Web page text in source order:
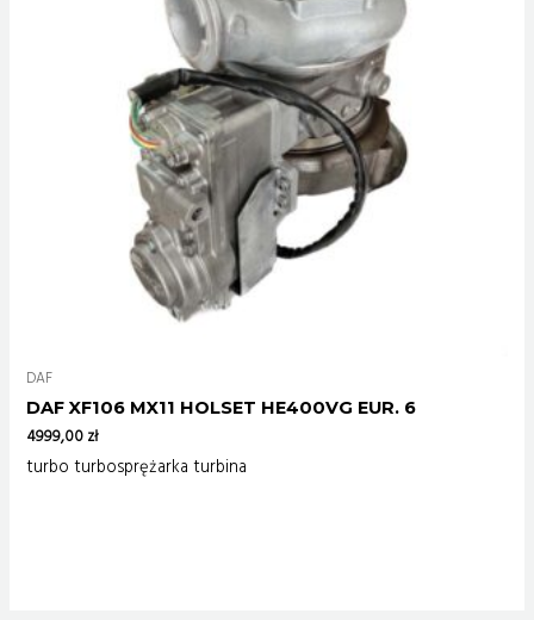
DAF
DAF XF106 MX11 HOLSET HE400VG EUR. 6
4999,00zł
turbo turbosprężarka turbina